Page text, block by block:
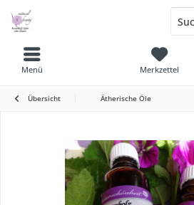
Menü Merkzettel
Übersicht Ätherische Öle